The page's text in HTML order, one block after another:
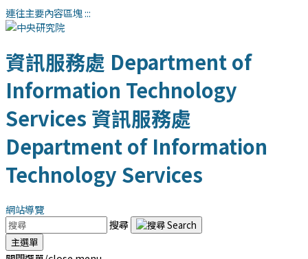
連往主要內容區塊:::
資訊服務處 Department of
Information Technology
Services 資訊服務處
Department of Information
Technology Services
網站導覽
搜尋
主選單